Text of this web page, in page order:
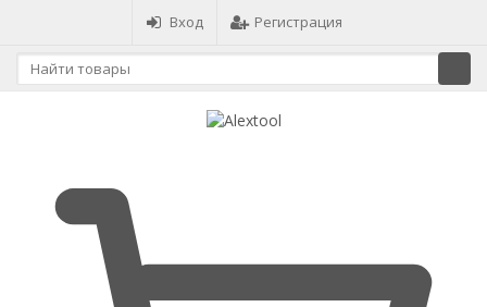
Вход Регистрация